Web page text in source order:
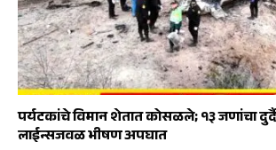
पर्यटकांचे विमान शेतात कोसळले; १३ जणांचा
लाईन्सजवळ भीषण अपघात